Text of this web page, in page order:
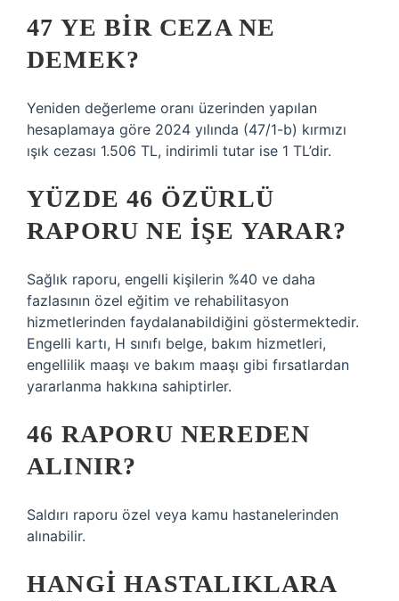
47 YE BIR CEZA NE
DEMEK?
Yeniden değerleme oranı üzerinden yapılan
hesaplamaya göre 2024 yılında (47/1-b) kırmızı
ışık cezası 1.506 TL, indirimli tutar ise 1 TL’dir.
YÜZDE 46 ÖZÜRLÜ
RAPORU NE IŞE YARAR?
Sağlık raporu, engelli kişilerin %40 ve daha
fazlasının özel eğitim ve rehabilitasyon
hizmetlerinden faydalanabildiğini göstermektedir.
Engelli kartı, H sınıfı belge, bakım hizmetleri,
engellilik maaşı ve bakım maaşı gibi fırsatlardan
yararlanma hakkına sahiptirler.
46 RAPORU NEREDEN
ALINIR?
Saldırı raporu özel veya kamu hastanelerinden
alınabilir.
HANGI HASTALIKLARA